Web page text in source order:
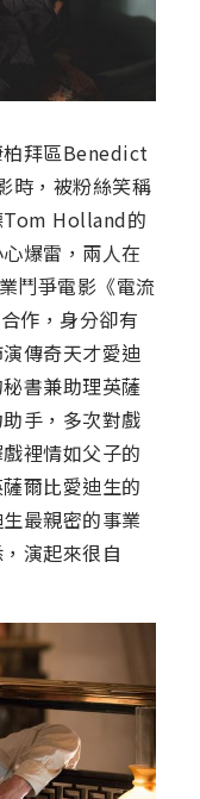
柏拜區Benedict
時，被粉絲笑稱
Tom Holland的
爆雷，兩人在
鬥爭電影《電流
作，身分卻有
傳奇天才愛迪
書兼助理英薩
手，多次對戲
裡情如父子的
爾比愛迪生的
最親密的事業
演起來很自